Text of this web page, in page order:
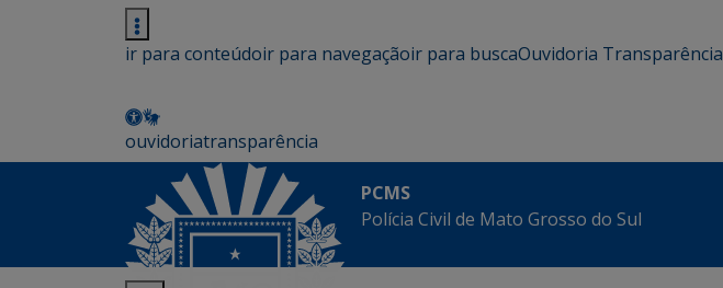
ir para conteúdoir para navegaçãoir para buscaOuvidoria Transparência
ouvidoriatransparência
PCMS
Polícia Civil de Mato Grosso do Sul